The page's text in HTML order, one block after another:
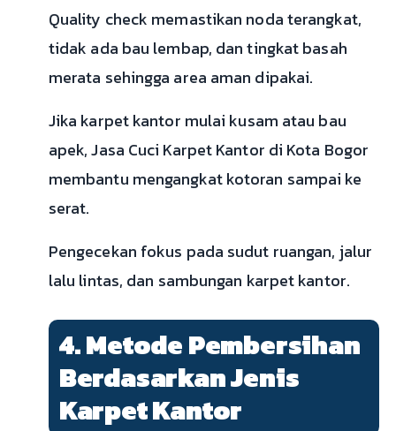
Quality check memastikan noda terangkat,
tidak ada bau lembap, dan tingkat basah
merata sehingga area aman dipakai.
Jika karpet kantor mulai kusam atau bau
apek, Jasa Cuci Karpet Kantor di Kota Bogor
membantu mengangkat kotoran sampai ke
serat.
Pengecekan fokus pada sudut ruangan, jalur
lalu lintas, dan sambungan karpet kantor.
4. Metode Pembersihan
Berdasarkan Jenis
Karpet Kantor